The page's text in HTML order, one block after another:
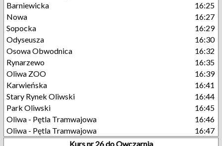
Barniewicka
16:25
Nowa
16:27
Sopocka
16:29
Odyseusza
16:30
Osowa Obwodnica
16:32
Rynarzewo
16:35
Oliwa ZOO
16:39
Karwieńska
16:41
Stary Rynek Oliwski
16:44
Park Oliwski
16:45
Oliwa - Pętla Tramwajowa
16:46
Oliwa - Pętla Tramwajowa
16:47
Kurs nr 26 do Owczarnia